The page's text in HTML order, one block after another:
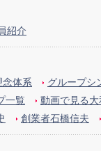
紹介
念体系
グループシ
一覧
動画で見る
創業者石橋信夫